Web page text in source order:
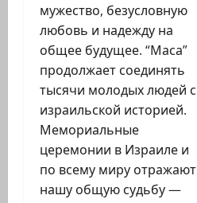
мужество, безусловную
любовь и надежду на
общее будущее. “Маса”
продолжает соединять
тысячи молодых людей с
израильской историей.
Мемориальные
церемонии в Израиле и
по всему миру отражают
нашу общую судьбу —